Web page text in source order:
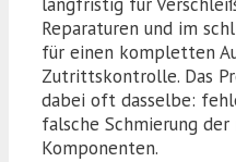
Reparaturen und im
für einen kompletten
Zutrittskontrolle. Das
dabei oft dasselbe:
falsche Schmierung der
Komponenten.